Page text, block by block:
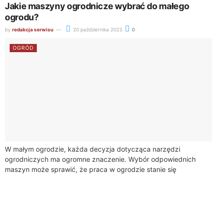
Jakie maszyny ogrodnicze wybrać do małego
ogrodu?
by redakcja serwisu 20 października 2023 0
OGRÓD
W małym ogrodzie, każda decyzja dotycząca narzędzi
ogrodniczych ma ogromne znaczenie. Wybór odpowiednich
maszyn może sprawić, że praca w ogrodzie stanie się